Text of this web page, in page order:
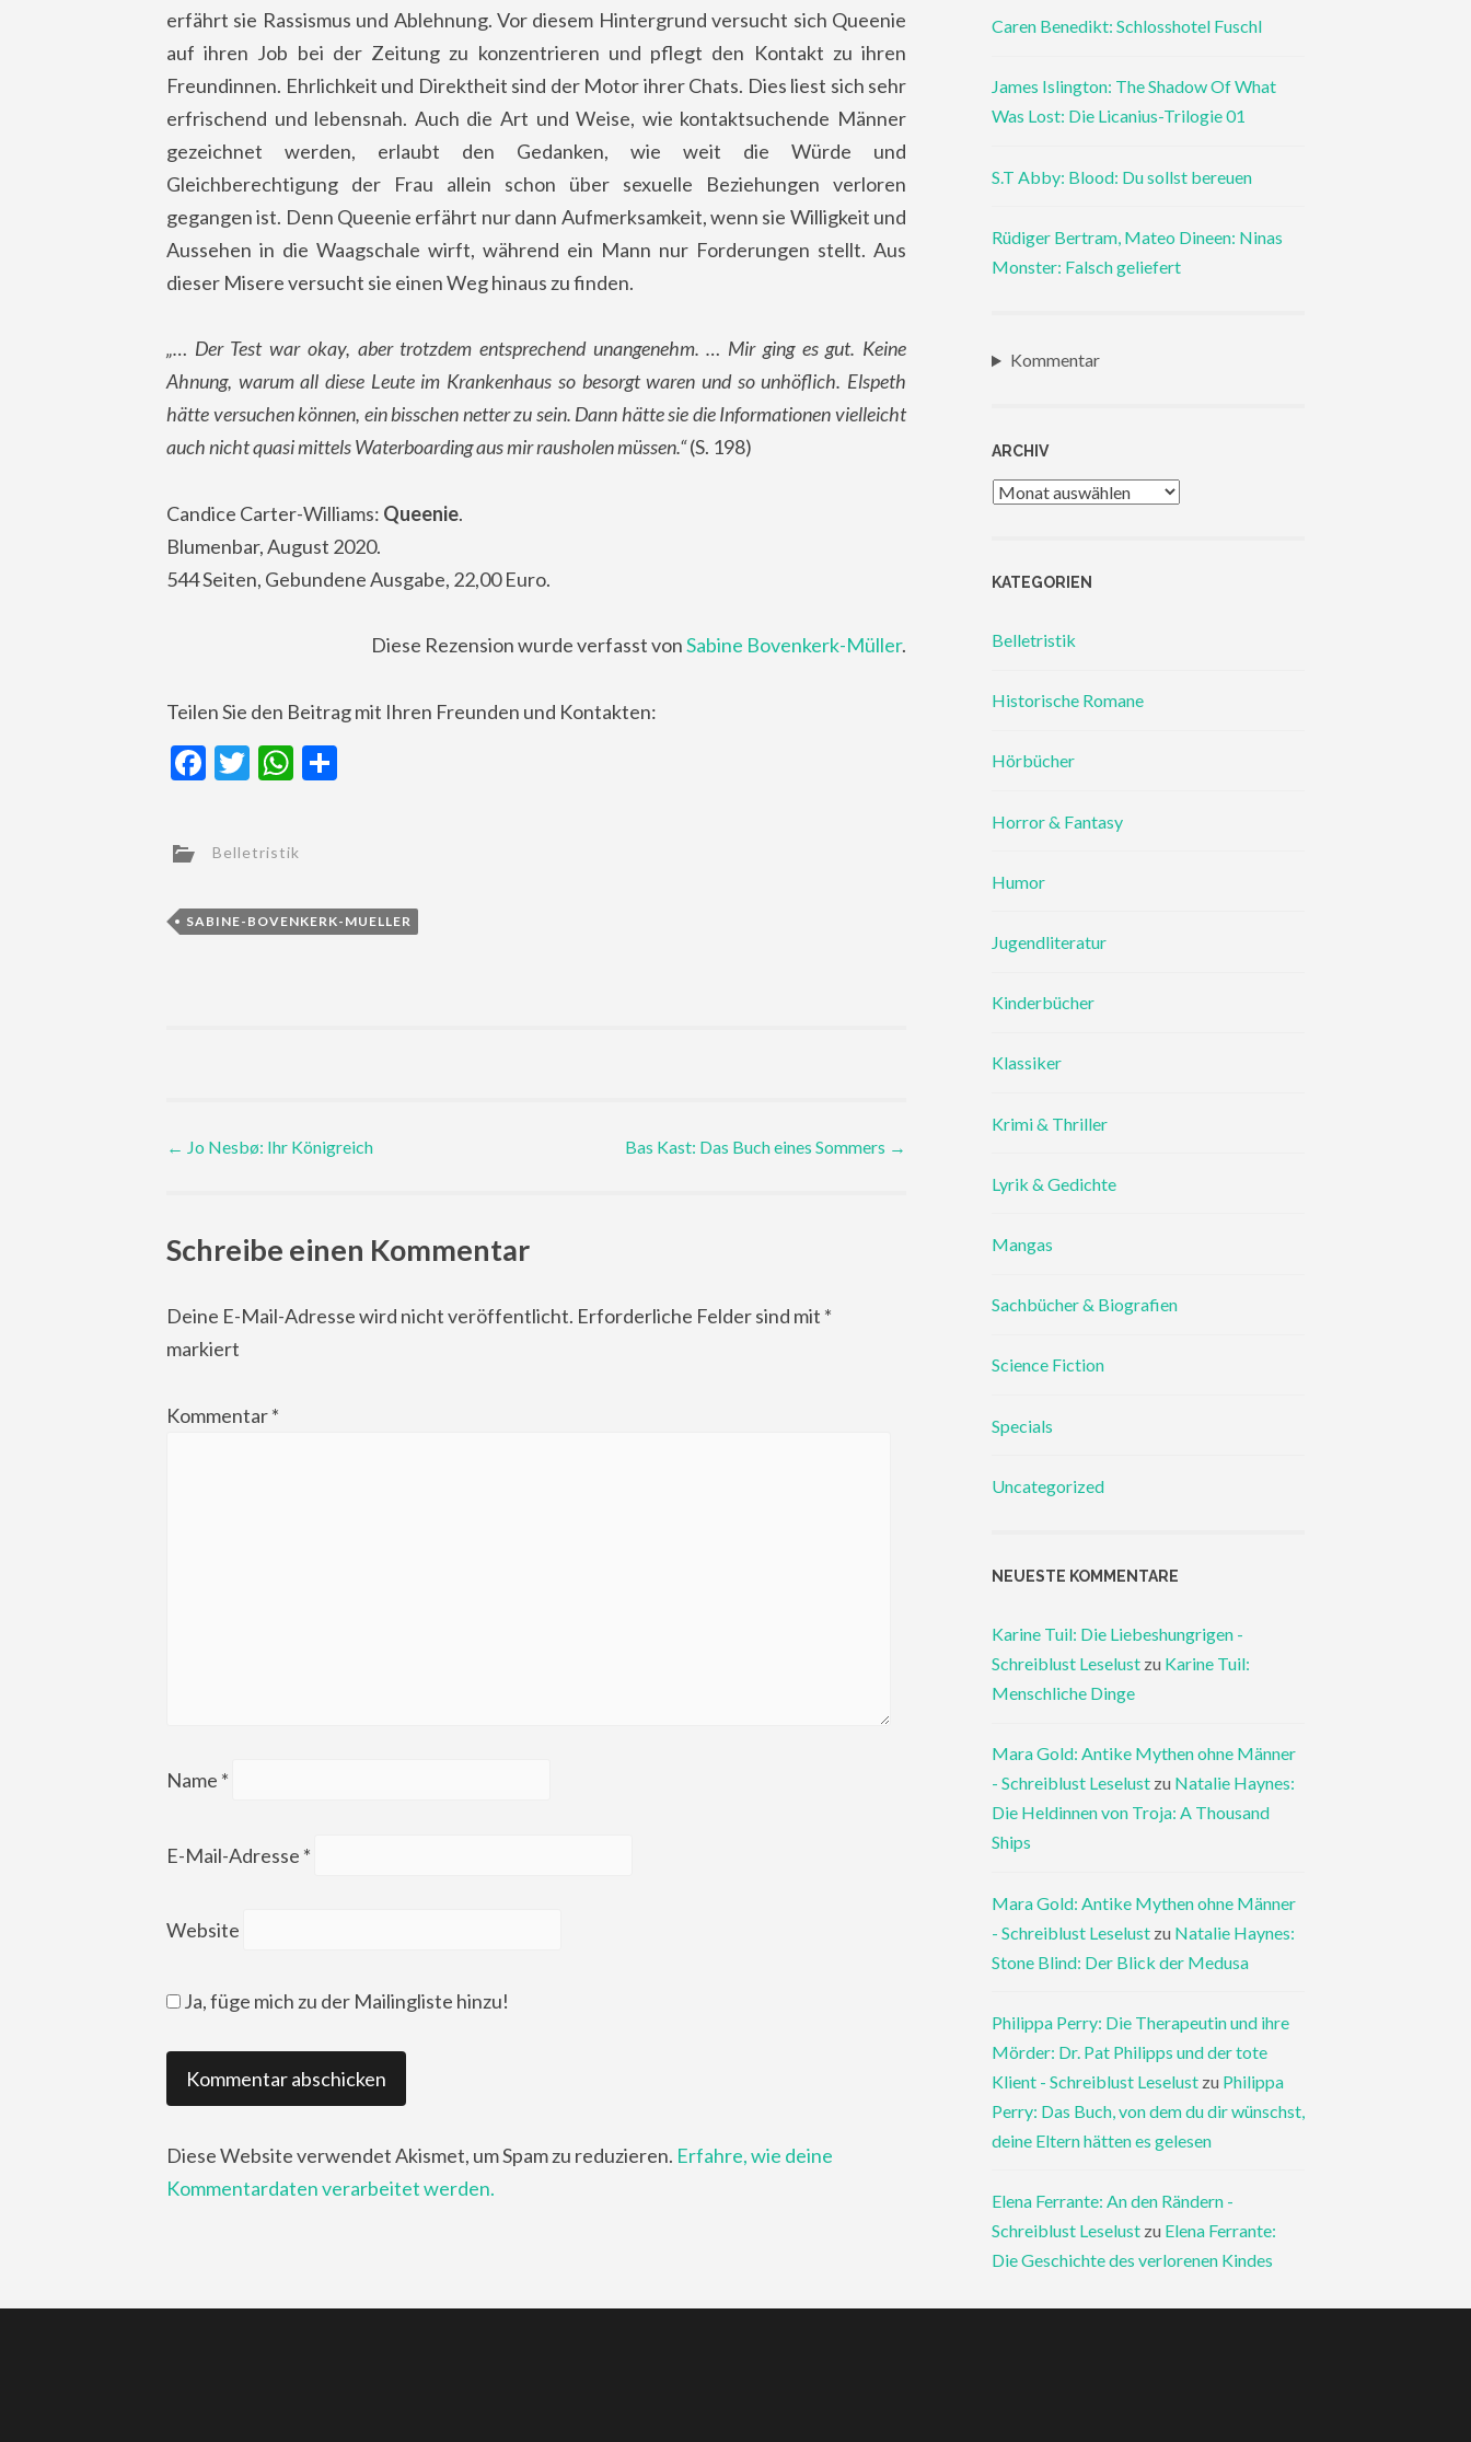
erfährt sie Rassismus und Ablehnung. Vor diesem Hintergrund versucht sich Queenie
auf ihren Job bei der Zeitung zu konzentrieren und pflegt den Kontakt zu ihren
Freundinnen. Ehrlichkeit und Direktheit sind der Motor ihrer Chats. Dies liest sich sehr
erfrischend und lebensnah. Auch die Art und Weise, wie kontaktsuchende Männer
gezeichnet werden, erlaubt den Gedanken, wie weit die Würde und
Gleichberechtigung der Frau allein schon über sexuelle Beziehungen verloren
gegangen ist. Denn Queenie erfährt nur dann Aufmerksamkeit, wenn sie Willigkeit und
Aussehen in die Waagschale wirft, während ein Mann nur Forderungen stellt. Aus
dieser Misere versucht sie einen Weg hinaus zu finden.
„… Der Test war okay, aber trotzdem entsprechend unangenehm. … Mir ging es gut. Keine
Ahnung, warum all diese Leute im Krankenhaus so besorgt waren und so unhöflich. Elspeth
hätte versuchen können, ein bisschen netter zu sein. Dann hätte sie die Informationen vielleicht
auch nicht quasi mittels Waterboarding aus mir rausholen müssen.“(S. 198)
Candice Carter-Williams: Queenie.
Blumenbar, August 2020.
544 Seiten, Gebundene Ausgabe, 22,00 Euro.
Diese Rezension wurde verfasst vonSabine Bovenkerk-Müller.
Teilen Sie den Beitrag mit Ihren Freunden und Kontakten:
Facebook
TwitterWhatsApp
Belletristik
SABINE-BOVENKERK-MUELLER
Post
← Jo Nesbø: Ihr Königreich Bas Kast: Das Buch eines Sommers →
Schreibe einen Kommentar
Deine E-Mail-Adresse wird nicht veröffentlicht. Erforderliche Felder sind mit *
markiert
Kommentar*
Name *
E-Mail-Adresse *
Website
Ja, füge mich zu der Mailingliste hinzu!
Diese Website verwendet Akismet, um Spam zu reduzieren. Erfahre, wie deine
Kommentardaten verarbeitet werden.
Caren Benedikt: Schlosshotel Fuschl
James Islington: The Shadow Of What
Was Lost: Die Licanius-Trilogie 01
S.T Abby: Blood: Du sollst bereuen
Rüdiger Bertram, Mateo Dineen: Ninas
Monster: Falsch geliefert
Kommentar
ARCHIV
Archiv
KATEGORIEN
Belletristik
Historische Romane
Hörbücher
Horror & Fantasy
Humor
Jugendliteratur
Kinderbücher
Klassiker
Krimi & Thriller
Lyrik & Gedichte
Mangas
Sachbücher & Biografien
Science Fiction
Specials
Uncategorized
NEUESTE KOMMENTARE
Karine Tuil: Die Liebeshungrigen -
Schreiblust Leselust zu Karine Tuil:
Menschliche Dinge
Mara Gold: Antike Mythen ohne Männer
- Schreiblust Leselust zu Natalie Haynes:
Die Heldinnen von Troja: A Thousand
Ships
Mara Gold: Antike Mythen ohne Männer
- Schreiblust Leselust zu Natalie Haynes:
Stone Blind: Der Blick der Medusa
Philippa Perry: Die Therapeutin und ihre
Mörder: Dr. Pat Philipps und der tote
Klient - Schreiblust Leselust zu Philippa
Perry: Das Buch, von dem du dir wünschst,
deine Eltern hätten es gelesen
Elena Ferrante: An den Rändern -
Schreiblust Leselust zu Elena Ferrante:
Die Geschichte des verlorenen Kindes